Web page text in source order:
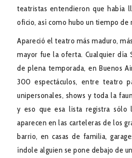
teatristas entendieron que había
oficio, así como hubo un tiempo de
Apareció el teatro más maduro,
mayor fue la oferta. Cualquier día
de plena temporada, en Buenos
300 espectáculos, entre teatro
unipersonales, shows y toda la
y eso que esa lista registra sólo
aparecen en las carteleras de los
barrio, en casas de familia,
índole alguien se pone debajo de